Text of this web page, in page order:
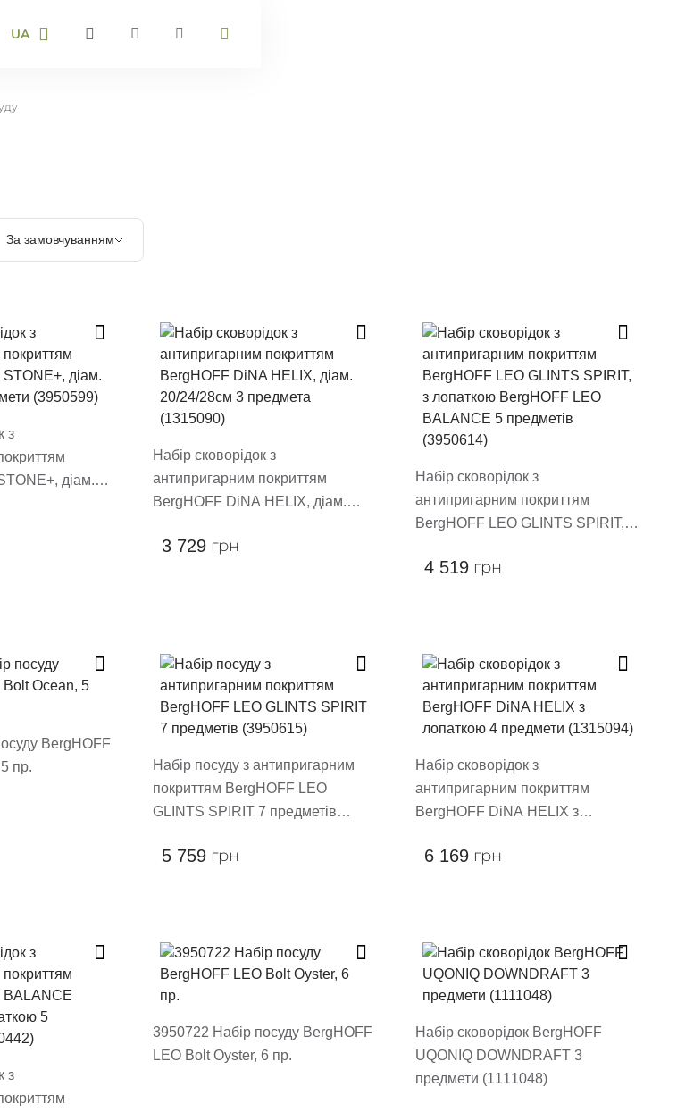
UA
За замовчуванням
з
діам.
Набір сковорідок з
антипригарним покриттям
BergHOFF DiNA HELIX, діам.
3 729 грн
Набір сковорідок з
антипригарним покриттям
BergHOFF LEO GLINTS SPIRIT, з
BALANCE 5 предметів (3950614)
4 519 грн
BergHOFF
пр.
Набір посуду з антипригарним
покриттям BergHOFF LEO
GLINTS SPIRIT 7 предметів
5 759 грн
Набір сковорідок з
антипригарним покриттям
BergHOFF DiNA HELIX з
6 169 грн
з
3950722 Набір посуду BergHOFF
LEO Bolt Oyster, 6 пр.
Набір сковорідок BergHOFF
UQONIQ DOWNDRAFT 3
предмети (1111048)